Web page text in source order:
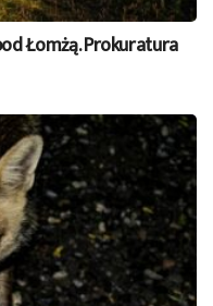
Łomżą. Prokuratura